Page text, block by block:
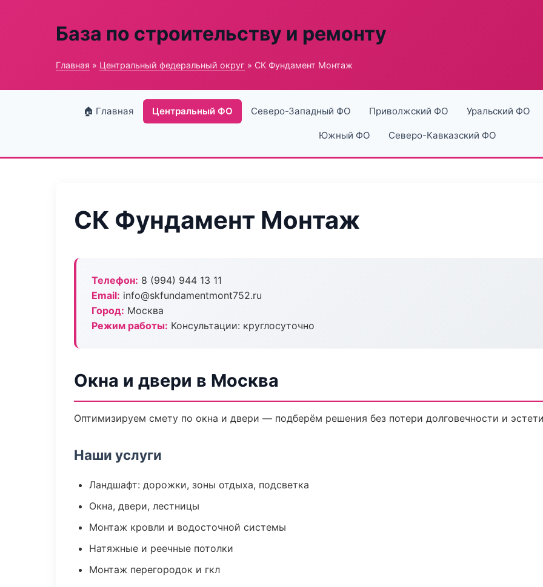
База по строительству и ремонту
Главная » Центральный федеральный округ » СК Фундамент Монтаж
🏠 Главная Центральный ФО Северо-Западный ФО Приволжский ФО Уральский ФО
Южный ФО Северо-Кавказский ФО
СК Фундамент Монтаж
Телефон: 8 (994) 944 13 11
Email: info@skfundamentmont752.ru
Город: Москва
Режим работы: Консультации: круглосуточно
Окна и двери в Москва
Оптимизируем смету по окна и двери — подберём решения без потери долговечности и
Наши услуги
Ландшафт: дорожки, зоны отдыха, подсветка
Окна, двери, лестницы
Монтаж кровли и водосточной системы
Натяжные и реечные потолки
Монтаж перегородок и гкл